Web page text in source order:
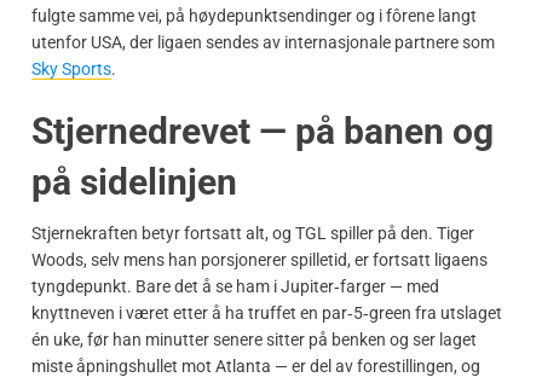
fulgte samme vei, på høydepunktsendinger og i fôrene langt
utenfor USA, der ligaen sendes av internasjonale partnere som
Sky Sports.
Stjernedrevet — på banen og
på sidelinjen
Stjernekraften betyr fortsatt alt, og TGL spiller på den. Tiger
Woods, selv mens han porsjonerer spilletid, er fortsatt ligaens
tyngdepunkt. Bare det å se ham i Jupiter‑farger — med
knyttneven i været etter å ha truffet en par‑5‑green fra utslaget
én uke, før han minutter senere sitter på benken og ser laget
miste åpningshullet mot Atlanta — er del av forestillingen, og